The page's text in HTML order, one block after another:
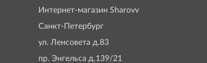
Интернет-магазин Sharovv
Санкт-Петербург
ул. Ленсовета д.83
пр. Энгельса д.139/21